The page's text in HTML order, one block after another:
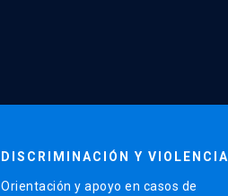
DISCRIMINACIÓN Y VIOLENCIA
Orientación y apoyo en casos de